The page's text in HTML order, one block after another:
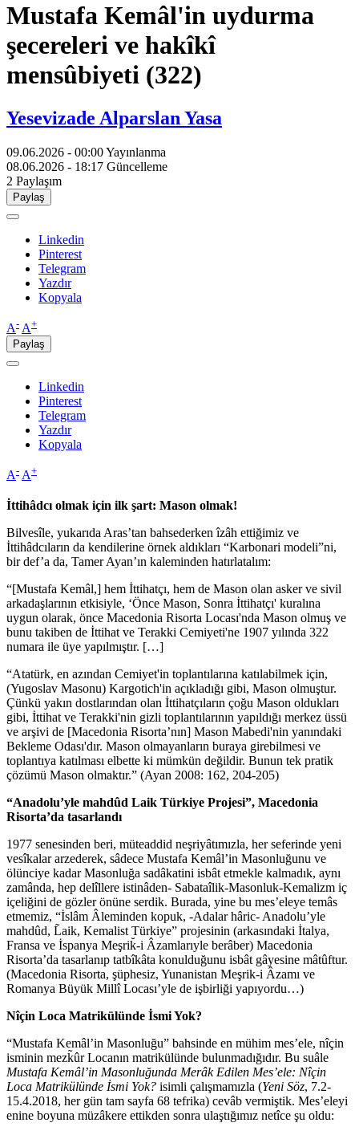
Mustafa Kemâl'in uydurma
şecereleri ve hakîkî
mensûbiyeti (322)
Yesevizade Alparslan Yasa
09.06.2026 - 00:00Yayınlanma
08.06.2026 - 18:17 Güncelleme
2 Paylaşım
Paylaş
Linkedin
Pinterest
Telegram
Yazdır
Kopyala
A- A+
Paylaş
Linkedin
Pinterest
Telegram
Yazdır
Kopyala
A- A+
İttihâdcı olmak için ilk şart: Mason olmak!
Bilvesîle, yukarıda Aras’tan bahsederken îzâh ettiğimiz ve
İttihâdcıların da kendilerine örnek aldıkları “Karbonari modeli”ni,
bir def’a da, Tamer Ayan’ın kaleminden hatırlatalım:
“[Mustafa Kemâl,] hem İttihatçı, hem de Mason olan asker ve sivil
arkadaşlarının etkisiyle, ‘Önce Mason, Sonra İttihatçı' kuralına
uygun olarak, önce Macedonia Risorta Locası'nda Mason olmuş ve
bunu takiben de İttihat ve Terakki Cemiyeti'ne 1907 yılında 322
numara ile üye yapılmıştır. […]
“Atatürk, en azından Cemiyet'in toplantılarına katılabilmek için,
(Yugoslav Masonu) Kargotich'in açıkladığı gibi, Mason olmuştur.
Çünkü yakın dostlarından olan İttihatçıların çoğu Mason oldukları
gibi, İttihat ve Terakki'nin gizli toplantılarının yapıldığı merkez üssü
ve arşivi de [Macedonia Risorta’nın] Mason Mabedi'nin yanındaki
Bekleme Odası'dır. Mason olmayanların buraya girebilmesi ve
toplantıya katılması elbette ki mümkün değildir. Bunun tek pratik
çözümü Mason olmaktır.” (Ayan 2008: 162, 204-205)
“Anadolu’yle mahdûd Laik Türkiye Projesi”, Macedonia
Risorta’da tasarlandı
1977 senesinden beri, müteaddid neşriyâtımızla, her seferinde yeni
vesîkalar arzederek, sâdece Mustafa Kemâl’in Masonluğunu ve
ölünciye kadar Masonluğa sadâkatini isbât etmekle kalmadık, aynı
zamânda, hep delîllere istinâden- Sabataîlik-Masonluk-Kemalizm iç
içeliğini de gözler önüne serdik. Burada, yine bu mes’eleye temâs
etmemiz, “İslâm Âleminden kopuk, -Adalar hâric- Anadolu’yle
mahdûd, L̃aik, Kemalist Türkiye” projesinin (arkasındaki İtalya,
Fransa ve İspanya Meşrik̆-i Âzamlarıyle berâber) Macedonia
Risorta’da tasarlanıp tatbîkâta konulduğunu isbât gâyesine mâtûftur.
(Macedonia Risorta, şüphesiz, Yunanistan Meşrik-i Âzamı ve
Romanya Büyük Millî Locası’yle de işbirliği yapıyordu…)
Nîçin Loca Matrikülünde İsmi Yok?
“Mustafa Kemâl’in Masonluğu” bahsinde en mühim mes’ele, nîçin
isminin mezk̃ûr Locanın matrikülünde bulunmadığıdır. Bu suâle
Mustafa Kemâl’in Masonluğunda Merâk Edilen Mes’ele: Nîçin
Loca Matrikülünde İsmi Yok? isimli çalışmamızla (Yeni Söz, 7.2-
15.4.2018, her gün tam sayfa 68 tefrika) cevâb vermiştik. Mes’eleyi
enine boyuna müzâkere ettikden sonra ulaştığımız netîce şu oldu: